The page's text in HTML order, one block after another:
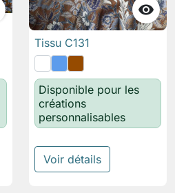

Tissu C131
Disponible pour les
créations
personnalisables
Voir détails